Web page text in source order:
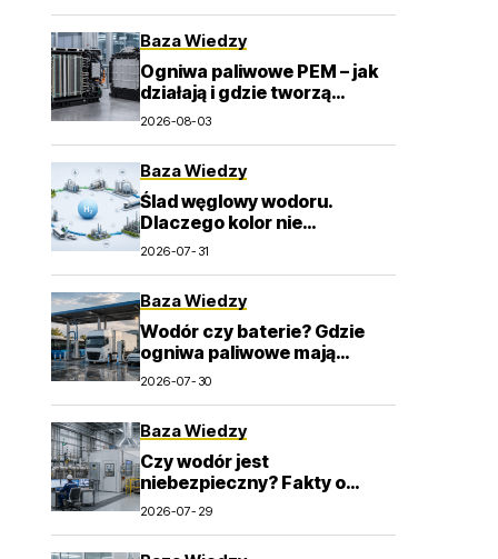
Baza Wiedzy
Ogniwa paliwowe PEM – jak
działają i gdzie tworzą
wartość dla przemysłu?
2026-08-03
Baza Wiedzy
Ślad węglowy wodoru.
Dlaczego kolor nie
wystarcza do oceny emisji? –
2026-07-31
Baza Wiedzy
Wodór czy baterie? Gdzie
ogniwa paliwowe mają
największy sens w
2026-07-30
Baza Wiedzy
Czy wodór jest
niebezpieczny? Fakty o
zapłonie, wentylacji i detekcji
2026-07-29